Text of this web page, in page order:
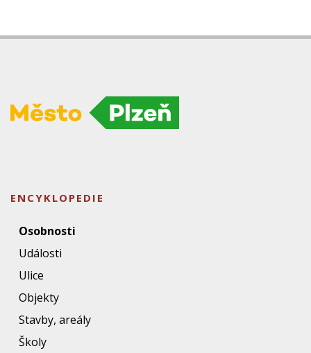
ENCYKLOPEDIE
Osobnosti
Události
Ulice
Objekty
Stavby, areály
Školy